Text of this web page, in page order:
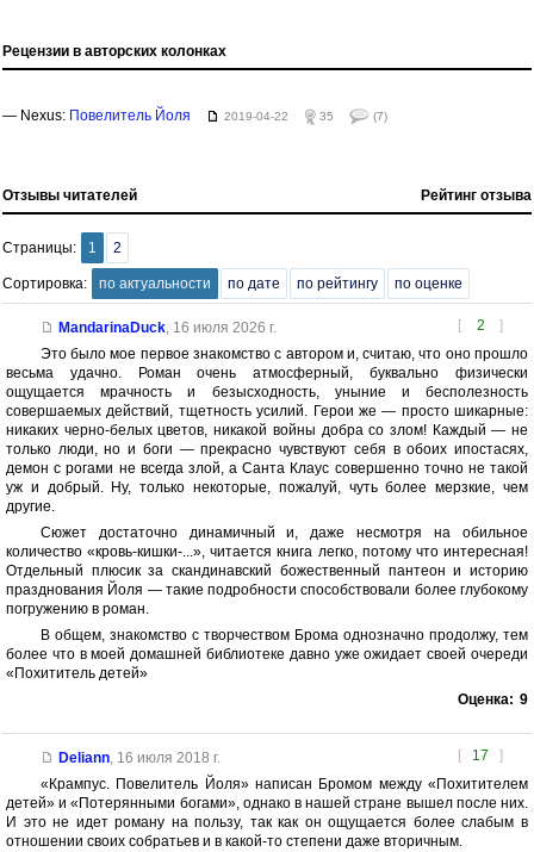
Рецензии в авторских колонках
— Nexus: Повелитель Йоля 2019-04-22 35 (7)
Отзывы читателей Рейтинг отзыва
Страницы: 1 2
Сортировка: по актуальности по дате по рейтингу по оценке
[ 2 ]
MandarinaDuck, 16 июля 2026 г.
Это было мое первое знакомство с автором и, считаю, что оно прошло
весьма удачно. Роман очень атмосферный, буквально физически
ощущается мрачность и безысходность, уныние и бесполезность
совершаемых действий, тщетность усилий. Герои же — просто шикарные:
никаких черно-белых цветов, никакой войны добра со злом! Каждый — не
только люди, но и боги — прекрасно чувствуют себя в обоих ипостасях,
демон с рогами не всегда злой, а Санта Клаус совершенно точно не такой
уж и добрый. Ну, только некоторые, пожалуй, чуть более мерзкие, чем
другие.
Сюжет достаточно динамичный и, даже несмотря на обильное
количество «кровь-кишки-...», читается книга легко, потому что интересная!
Отдельный плюсик за скандинавский божественный пантеон и историю
празднования Йоля — такие подробности способствовали более глубокому
погружению в роман.
В общем, знакомство с творчеством Брома однозначно продолжу, тем
более что в моей домашней библиотеке давно уже ожидает своей очереди
«Похититель детей»
Оценка: 9
[ 17 ]
Deliann, 16 июля 2018 г.
«Крампус. Повелитель Йоля» написан Бромом между «Похитителем
детей» и «Потерянными богами», однако в нашей стране вышел после них.
И это не идет роману на пользу, так как он ощущается более слабым в
отношении своих собратьев и в какой-то степени даже вторичным.